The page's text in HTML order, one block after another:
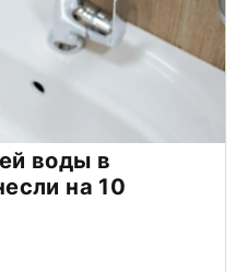
воды в
на 10